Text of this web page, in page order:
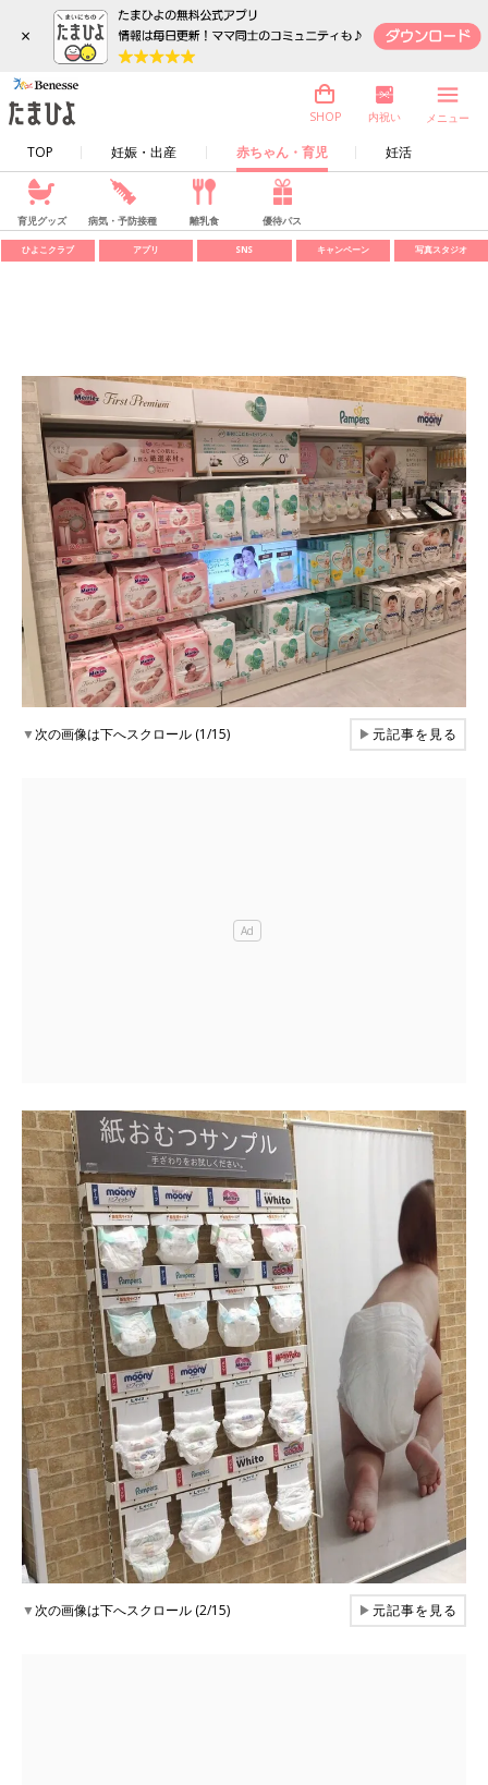
×
TOP 妊娠・出産 赤ちゃん・育児 妊活
SHOP 内祝い メニュー
育児グッズ 病気・予防接種 離乳食 優待パス
ひよこクラブ アプリ SNS キャンペーン 写真スタジオ
▼次の画像は下へスクロール (1/15) ▶元記事を見る
▼次の画像は下へスクロール (2/15) ▶元記事を見る